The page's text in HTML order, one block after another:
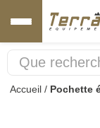
Accueil / Pochette